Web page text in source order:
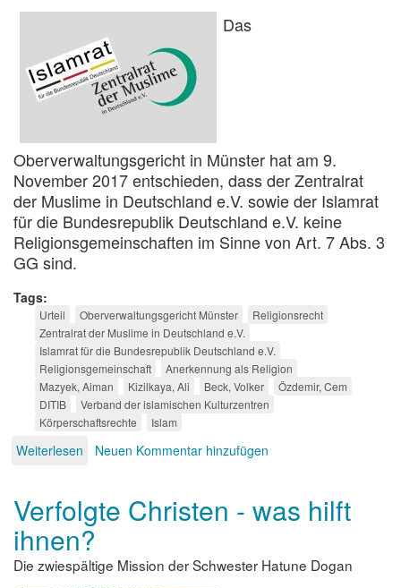
Das
Oberverwaltungsgericht in Münster hat am 9.
November 2017 entschieden, dass der Zentralrat
der Muslime in Deutschland e.V. sowie der Islamrat
für die Bundesrepublik Deutschland e.V. keine
Religionsgemeinschaften im Sinne von Art. 7 Abs. 3
GG sind.
Tags
Urteil Oberverwaltungsgericht Münster
Religionsrecht
Zentralrat der Muslime in Deutschland e.V.
Islamrat für die Bundesrepublik Deutschland e.V.
Religionsgemeinschaft
Anerkennung als Religion
Mazyek, Aiman
Kizilkaya, Ali Beck, Volker
Özdemir, Cem
DITIB
Verband der islamischen Kulturzentren
Körperschaftsrechte
Islam
Weiterlesen über
sind
keine
Religionsgemeinschaften
Neuen Kommentar hinzufügen
Verfolgte Christen - was hilft
ihnen?
Die zwiespältige Mission der Schwester Hatune Dogan